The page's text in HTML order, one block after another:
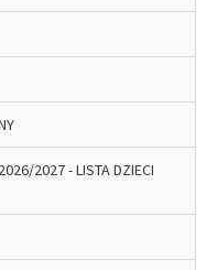
2027 - LISTA DZIECI